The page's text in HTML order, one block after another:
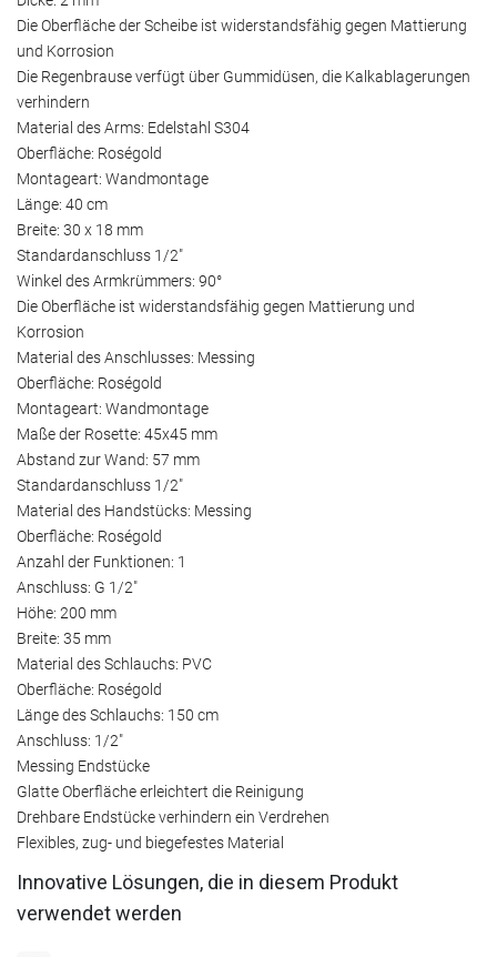
Die Oberfläche der Scheibe ist widerstandsfähig gegen Mattierung
und Korrosion
Die Regenbrause verfügt über Gummidüsen, die Kalkablagerungen
verhindern
Material des Arms: Edelstahl S304
Oberfläche: Roségold
Montageart: Wandmontage
Länge: 40 cm
Breite: 30 x 18 mm
Standardanschluss 1/2"
Winkel des Armkrümmers: 90°
Die Oberfläche ist widerstandsfähig gegen Mattierung und
Korrosion
Material des Anschlusses: Messing
Oberfläche: Roségold
Montageart: Wandmontage
Maße der Rosette: 45x45 mm
Abstand zur Wand: 57 mm
Standardanschluss 1/2"
Material des Handstücks: Messing
Oberfläche: Roségold
Anzahl der Funktionen: 1
Anschluss: G 1/2"
Höhe: 200 mm
Breite: 35 mm
Material des Schlauchs: PVC
Oberfläche: Roségold
Länge des Schlauchs: 150 cm
Anschluss: 1/2"
Messing Endstücke
Glatte Oberfläche erleichtert die Reinigung
Drehbare Endstücke verhindern ein Verdrehen
Flexibles, zug- und biegefestes Material
Innovative Lösungen, die in diesem Produkt
verwendet werden